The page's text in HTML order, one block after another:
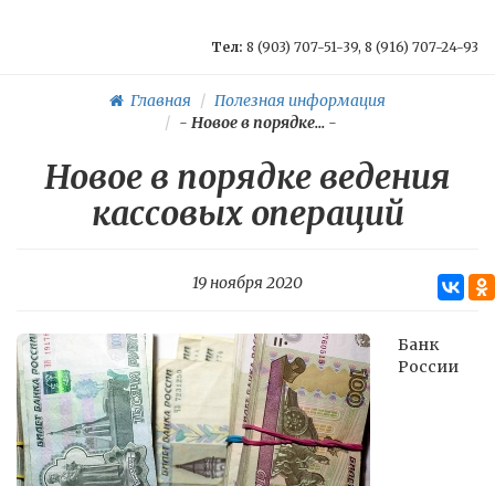
Тел: 8 (903) 707-51-39, 8 (916) 707-24-93
Главная
Полезная информация
- Новое в порядке...-
Новое в порядке ведения
кассовых операций
19 ноября 2020
Банк
России